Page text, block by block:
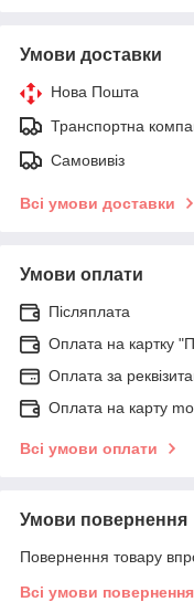
Умови доставки
Нова Пошта
Транспортна
Самовивіз
Всі умови доставки
Умови оплати
Післяплата
Оплата на картку
Оплата за
Оплата на карту
Всі умови оплати
Умови повернення
Повернення товару
Всі умови повернення